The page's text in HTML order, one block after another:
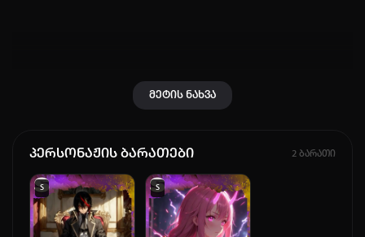
დაგავიწყდა პაროლი?
კოდით შესვლა
მეტის ნახვა
პერსონაჟის ბარათები 2 ბარათი
S S